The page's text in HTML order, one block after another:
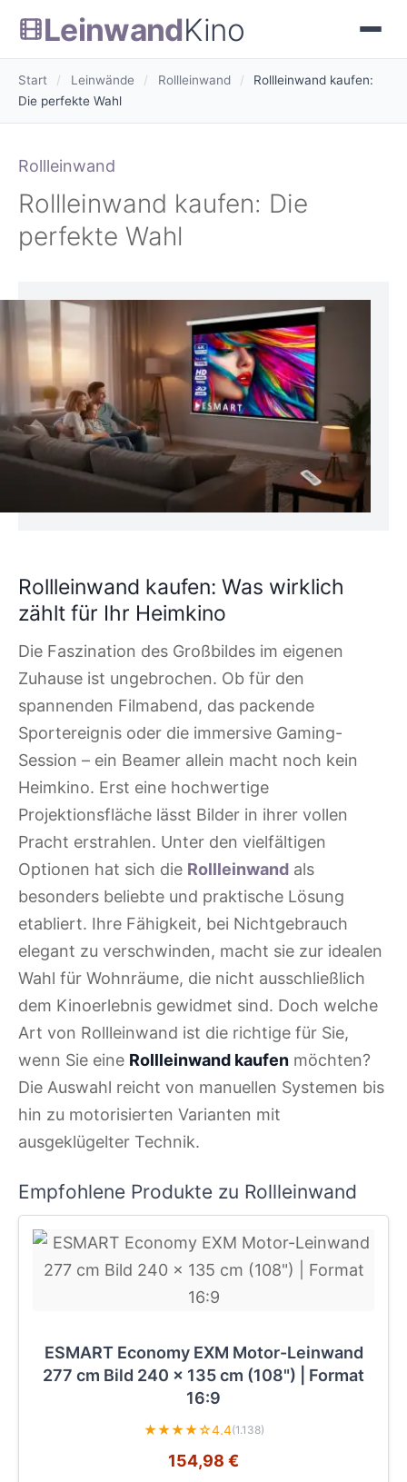
LeinwandKino
Start / Leinwände / Rollleinwand /
Rollleinwand kaufen:
Die perfekte Wahl
Rollleinwand
Rollleinwand kaufen: Die
perfekte Wahl
Rollleinwand kaufen: Was wirklich
zählt für Ihr Heimkino
Die Faszination des Großbildes im eigenen
Zuhause ist ungebrochen. Ob für den
spannenden Filmabend, das packende
Sportereignis oder die immersive Gaming-
Session – ein Beamer allein macht noch kein
Heimkino. Erst eine hochwertige
Projektionsfläche lässt Bilder in ihrer vollen
Pracht erstrahlen. Unter den vielfältigen
Optionen hat sich die Rollleinwand als
besonders beliebte und praktische Lösung
etabliert. Ihre Fähigkeit, bei Nichtgebrauch
elegant zu verschwinden, macht sie zur idealen
Wahl für Wohnräume, die nicht ausschließlich
dem Kinoerlebnis gewidmet sind. Doch welche
Art von Rollleinwand ist die richtige für Sie,
wenn Sie eine Rollleinwand kaufen möchten?
Die Auswahl reicht von manuellen Systemen bis
hin zu motorisierten Varianten mit
ausgeklügelter Technik.
Empfohlene Produkte zu Rollleinwand
ESMART Economy EXM Motor-Leinwand
277 cm Bild 240 x 135 cm (108") | Format
16:9
★★★★☆4.4(1.138)
154,98 €